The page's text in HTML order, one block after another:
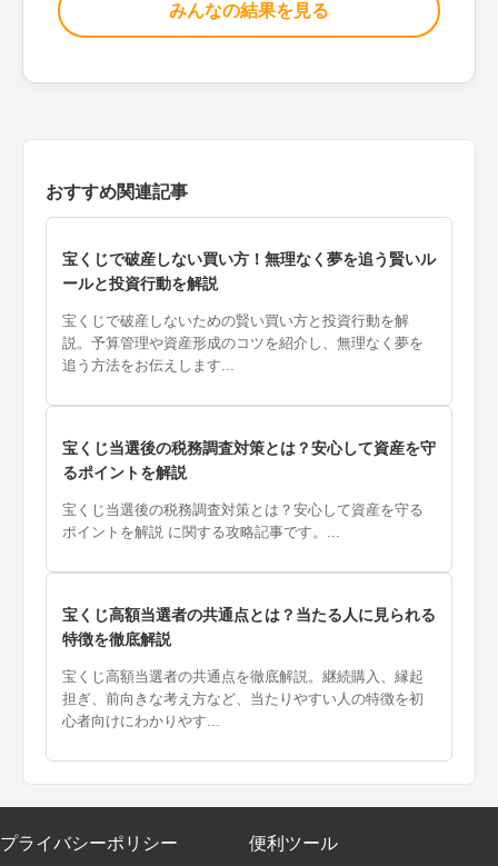
みんなの結果を見る
おすすめ関連記事
宝くじで破産しない買い方！無理なく夢を追う賢いル
ールと投資行動を解説
宝くじで破産しないための賢い買い方と投資行動を解
説。予算管理や資産形成のコツを紹介し、無理なく夢を
追う方法をお伝えします...
宝くじ当選後の税務調査対策とは？安心して資産を守
るポイントを解説
宝くじ当選後の税務調査対策とは？安心して資産を守る
ポイントを解説 に関する攻略記事です。...
宝くじ高額当選者の共通点とは？当たる人に見られる
特徴を徹底解説
宝くじ高額当選者の共通点を徹底解説。継続購入、縁起
担ぎ、前向きな考え方など、当たりやすい人の特徴を初
心者向けにわかりやす...
プライバシーポリシー 便利ツール